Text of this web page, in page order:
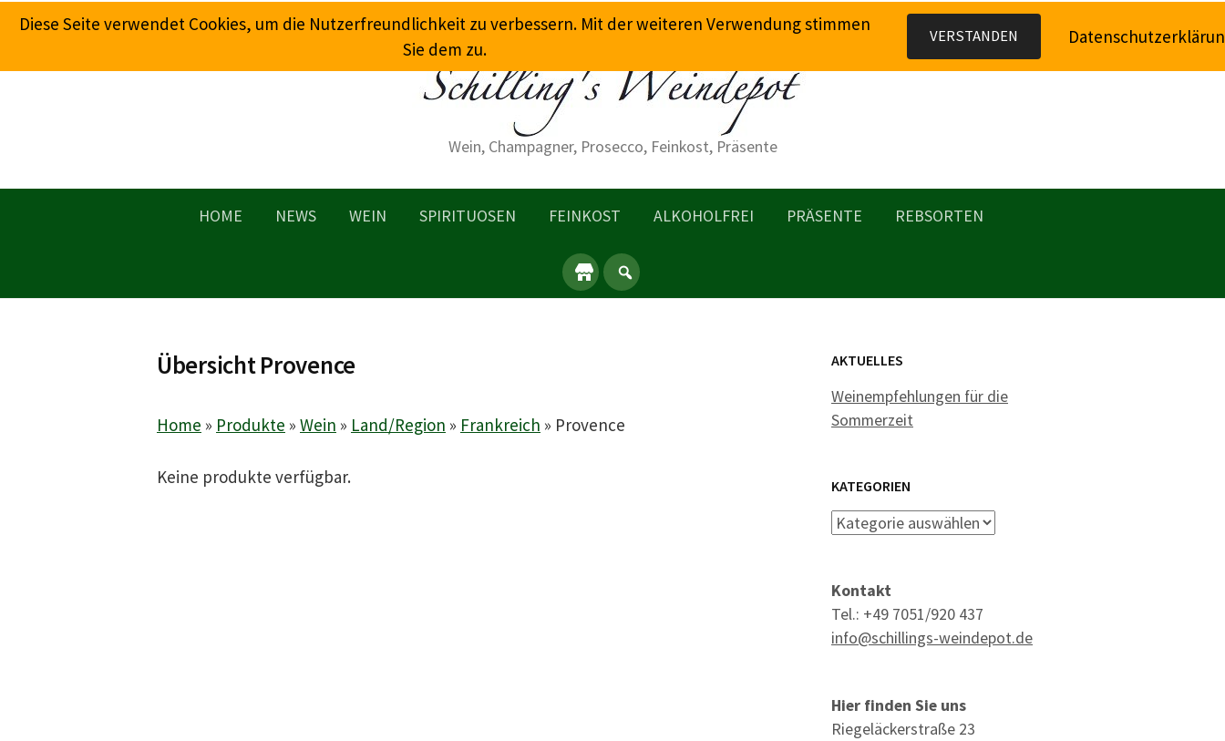
Springe
zum
Wein, Champagner, Prosecco, Feinkost, Präsente
HOME NEWS WEIN SPIRITUOSEN FEINKOST ALKOHOLFREI PRÄSENTE REBSORTEN
Übersicht Provence
Home » Produkte » Wein » Land/Region » Frankreich » Provence
Keine produkte verfügbar.
AKTUELLES
Weinempfehlungen für die
Sommerzeit
KATEGORIEN
Kategorien
Kontakt
Tel.: +49 7051/920 437
info@schillings-weindepot.de
Hier finden Sie uns
Riegeläckerstraße 23
Diese Seite verwendet Cookies, um die Nutzerfreundlichkeit zu verbessern. Mit der weiteren Verwendung stimmen
Sie dem zu.
VERSTANDEN